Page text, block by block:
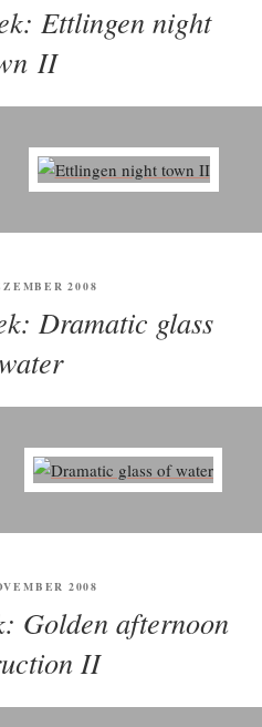
Ettlingen night
II
2008
Dramatic glass
2008
Golden afternoon
II